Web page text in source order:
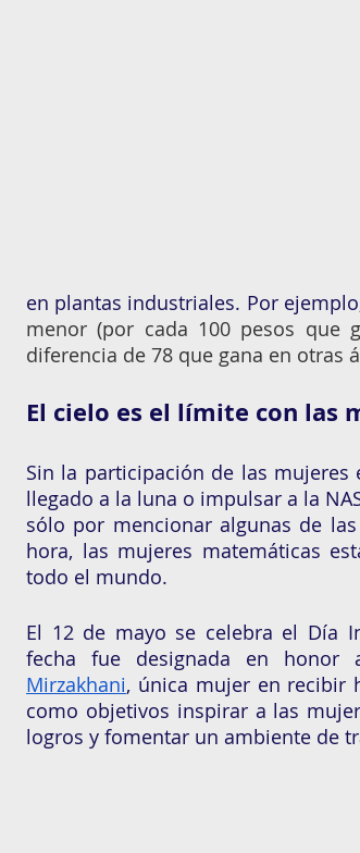
en plantas industriales. Por
menor (por cada 100 pesos que
diferencia de 78 que gana en otras
El cielo es el límite con las
Sin la participación de las
llegado a la luna o impulsar a la
sólo por mencionar algunas de
hora, las mujeres matemáticas
todo el mundo.
El 12 de mayo se celebra el Día
fecha fue designada en
Mirzakhani, única mujer en recibir
como objetivos inspirar a las
logros y fomentar un ambiente de